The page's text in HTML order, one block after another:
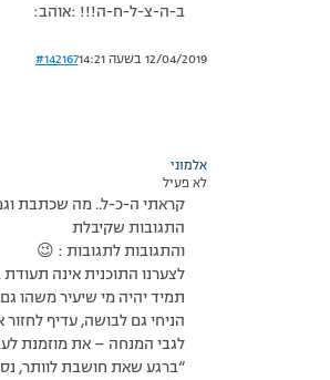
ב-ה-צ-ל-ח-ה!!! :אוהב:
12/04/2019 בשעה 14:21 #142167
אלמוני
לא פעיל
קראתי ה-כ-ל.. מה שכתבת
התגובות שקיבלת
והתגובות לתגובות : 😉
לצערנו התוכנית אינה
תמיד יהיה מי שיעיר משהו
הניחי גם לבושה, עדיף
לגבי המנחה – את מוזמנת
“ברגע שאת חושבת לוותר,